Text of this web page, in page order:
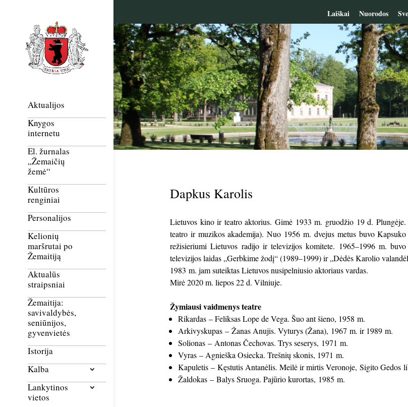
Laiškai Nuorodos
Aktualijos
Knygos
internetu
El. žurnalas
„Žemaičių
žemė“
Kultūros
renginiai
Personalijos
Kelionių
maršrutai po
Žemaitiją
Aktualūs
straipsniai
Žemaitija:
savivaldybės,
seniūnijos,
gyvenvietės
Istorija
Kalba
Lankytinos
vietos
Dapkus Karolis
Lietuvos kino ir teatro aktorius. Gimė 1933 m. gruodžio 19 d.
teatro ir muzikos akademija). Nuo 1956 m. dvejus metus buvo
režisieriumi Lietuvos radijo ir televizijos komitete. 1965–1996 m.
televizijos laidas „Gerbkime žodį“ (1989–1999) ir „Dėdės Karolio
1983 m. jam suteiktas Lietuvos nusipelniusio aktoriaus vardas.
Mirė 2020 m. liepos 22 d. Vilniuje.
Žymiausi vaidmenys teatre
Rikardas – Feliksas Lope de Vega. Šuo ant šieno, 1958 m.
Arkivyskupas – Žanas Anujis. Vyturys (Žana), 1967 m. ir 1989 m.
Solionas – Antonas Čechovas. Trys seserys, 1971 m.
Vyras – Agnieška Osiecka. Trešnių skonis, 1971 m.
Kapuletis – Kęstutis Antanėlis. Meilė ir mirtis Veronoje, Sigito Gedos
Žaldokas – Balys Sruoga. Pajūrio kurortas, 1985 m.